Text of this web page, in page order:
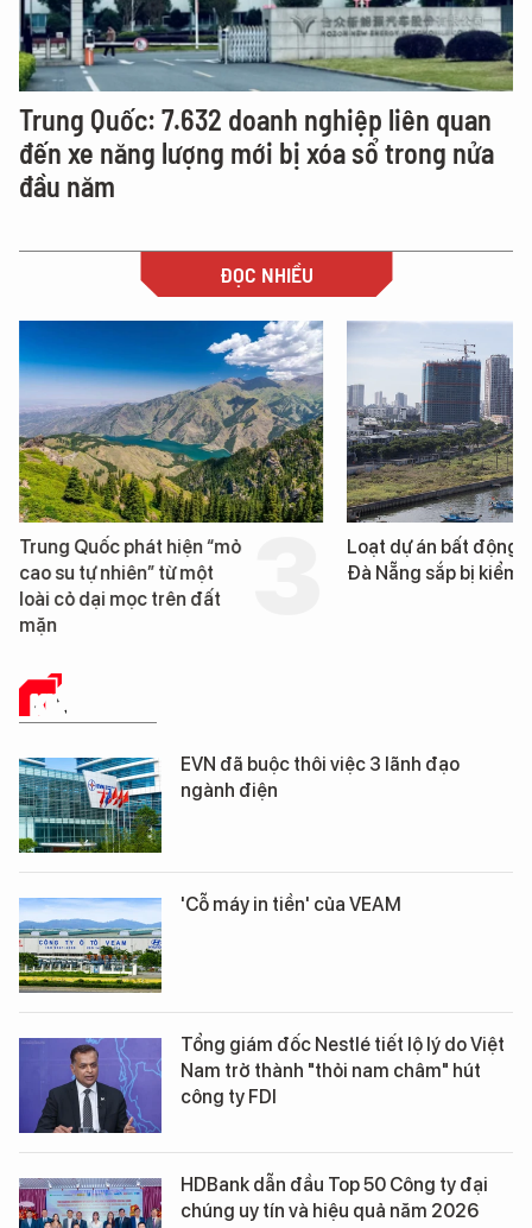
Trung Quốc: 7.632 doanh nghiệp liên quan
đến xe năng lượng mới bị xóa sổ trong nửa
đầu năm
ĐỌC NHIỀU
Trung Quốc phát hiện “mỏ
cao su tự nhiên” từ một
loài cỏ dại mọc trên đất
mặn
Loạt dự án bất động
Đà Nẵng sắp bị kiểm
KINH TẾ SỐ
EVN đã buộc thôi việc 3 lãnh đạo
ngành điện
'Cỗ máy in tiền' của VEAM
Tổng giám đốc Nestlé tiết lộ lý do Việt
Nam trở thành "thỏi nam châm" hút
công ty FDI
HDBank dẫn đầu Top 50 Công ty đại
chúng uy tín và hiệu quả năm 2026